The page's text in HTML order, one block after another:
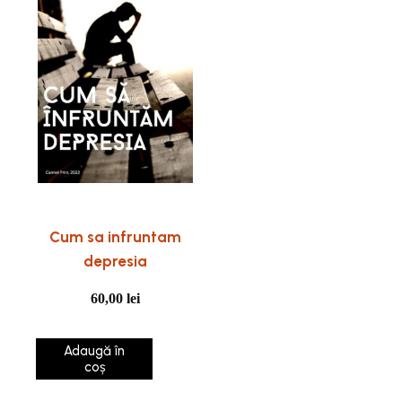
Cum sa infruntam
depresia
60,00 lei
Adaugă în
coș